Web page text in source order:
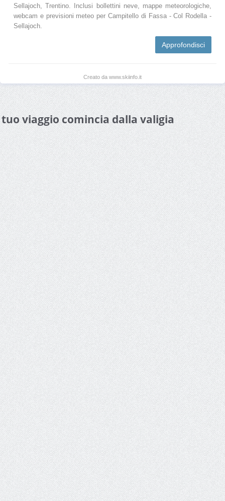
Sellajoch, Trentino. Inclusi bollettini neve, mappe meteorologiche,
webcam e previsioni meteo per Campitello di Fassa - Col Rodella -
Sellajoch.
Approfondisci
Creato da www.skiinfo.it
viaggio comincia dalla valigia